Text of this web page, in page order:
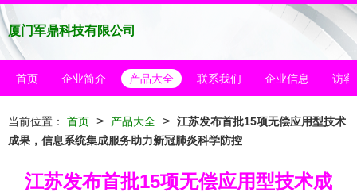
厦门军鼎科技有限公司
首页 企业简介 产品大全 联系我们 企业信息 访客
当前位置： 首页 > 产品大全 > 江苏发布首批15项无偿应用型技术
成果，信息系统集成服务助力新冠肺炎科学防控
江苏发布首批15项无偿应用型技术成